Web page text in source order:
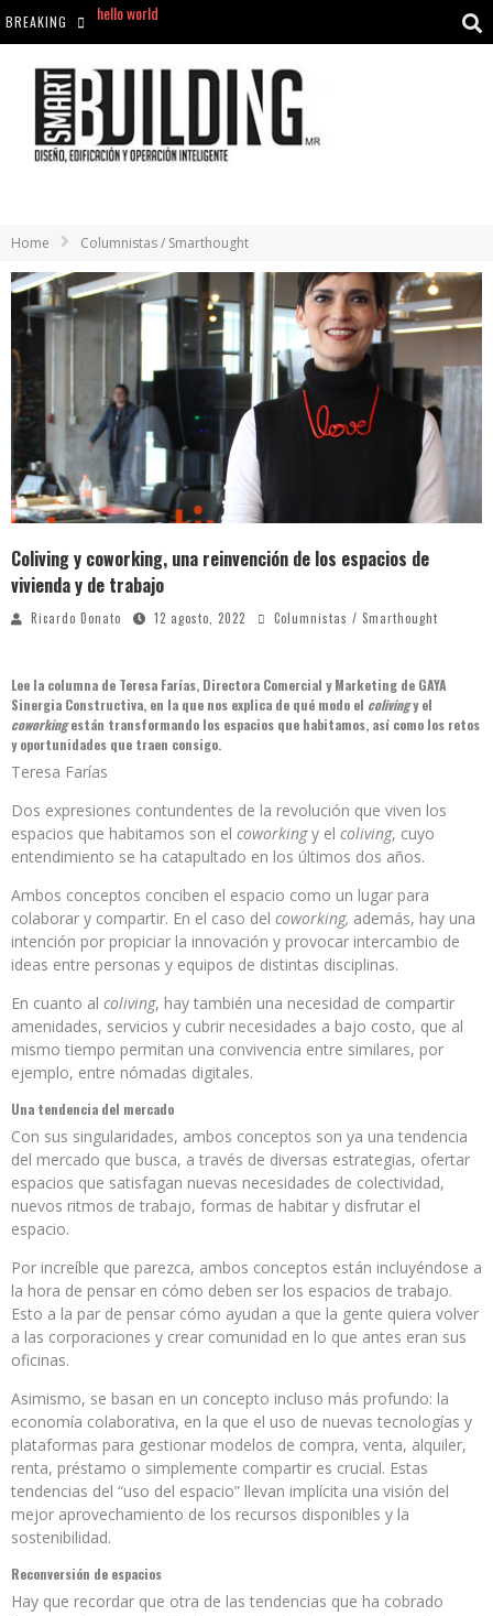
BREAKING
hello world
hello world
Home Columnistas / Smarthought
Coliving y coworking, una reinvención de los espacios de
vivienda y de trabajo
Ricardo Donato 12 agosto, 2022 Columnistas / Smarthought
Lee la columna de Teresa Farías, Directora Comercial y Marketing de GAYA
Sinergia Constructiva, en la que nos explica de qué modo el colivingy el
coworkingestán transformando los espacios que habitamos, así como los retos
y oportunidades que traen consigo.
Teresa Farías
Dos expresiones contundentes de la revolución que viven los
espacios que habitamos son el coworkingy el coliving, cuyo
entendimiento se ha catapultado en los últimos dos años.
Ambos conceptos conciben el espacio como un lugar para
colaborar y compartir. En el caso del coworking, además, hay una
intención por propiciar la innovación y provocar intercambio de
ideas entre personas y equipos de distintas disciplinas.
En cuanto al coliving, hay también una necesidad de compartir
amenidades, servicios y cubrir necesidades a bajo costo, que al
mismo tiempo permitan una convivencia entre similares, por
ejemplo, entre nómadas digitales.
Una tendencia del mercado
Con sus singularidades, ambos conceptos son ya una tendencia
del mercado que busca, a través de diversas estrategias, ofertar
espacios que satisfagan nuevas necesidades de colectividad,
nuevos ritmos de trabajo, formas de habitar y disfrutar el
espacio.
Por increíble que parezca, ambos conceptos están incluyéndose a
la hora de pensar en cómo deben ser los espacios de trabajo.
Esto a la par de pensar cómo ayudan a que la gente quiera volver
a las corporaciones y crear comunidad en lo que antes eran sus
oficinas.
Asimismo, se basan en un concepto incluso más profundo: la
economía colaborativa, en la que el uso de nuevas tecnologías y
plataformas para gestionar modelos de compra, venta, alquiler,
renta, préstamo o simplemente compartir es crucial. Estas
tendencias del “uso del espacio” llevan implícita una visión del
mejor aprovechamiento de los recursos disponibles y la
sostenibilidad.
Reconversión de espacios
Hay que recordar que otra de las tendencias que ha cobrado